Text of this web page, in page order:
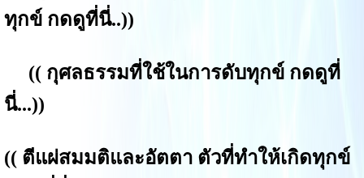
ทุกข์ กดดูที่นี่..))
(( กุศลธรรมที่ใช้ในการดับทุกข์ กดดูที่
นี่...))
(( ตีแผ่สมมติและอัตตา ตัวที่ทำให้เกิดทุกข์